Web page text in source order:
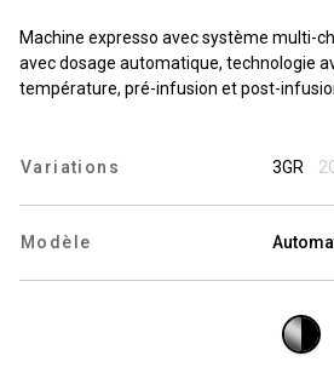
Machine expresso avec système multi-
avec dosage automatique, technologie
température, pré-infusion et post-
Variations 3GR
Modèle
Durabilité
Nous contacter